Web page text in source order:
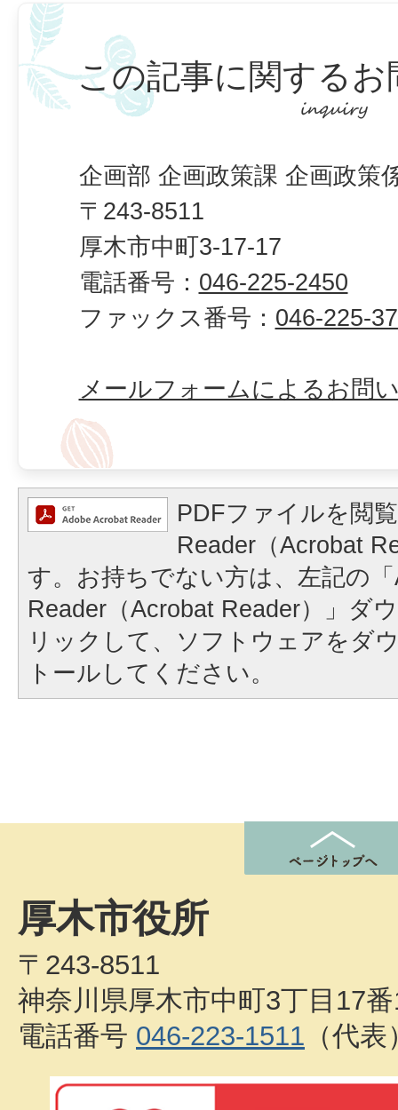
この記事に関するお
企画部 企画政策課 企画政策
〒243-8511
厚木市中町3-17-17
電話番号： 046-225-2450
ファックス番号： 046-225-
メールフォームによるお問
PDFファイルを閲
Reader（Acrobat
す。お持ちでない方は、左記の
Reader（Acrobat Reader）」ダ
リックして、ソフトウェアをダ
トールしてください。
厚木市役所
〒243-8511
神奈川県厚木市中町3丁目17
電話番号 046-223-1511 （代表